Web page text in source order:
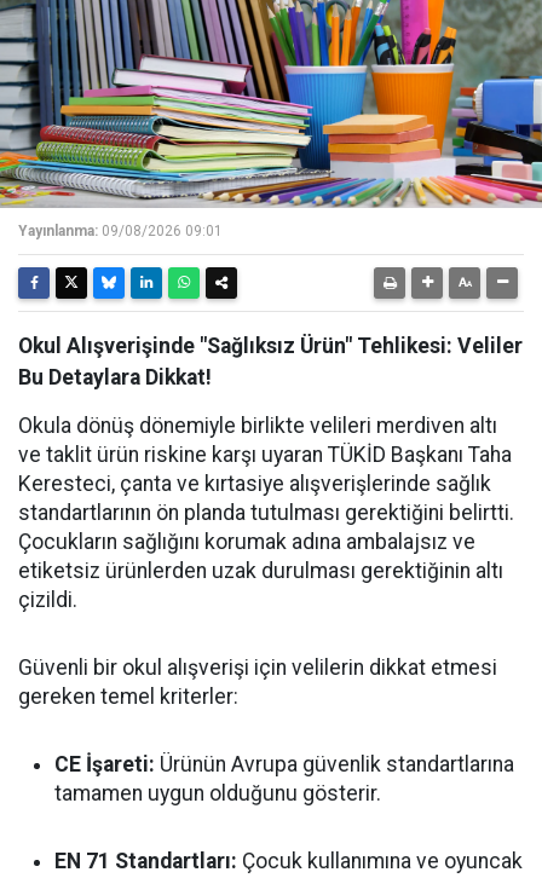
Yayınlanma: 09/08/2026 09:01
Okul Alışverişinde "Sağlıksız Ürün" Tehlikesi: Veliler
Bu Detaylara Dikkat!
Okula dönüş dönemiyle birlikte velileri merdiven altı
ve taklit ürün riskine karşı uyaran TÜKİD Başkanı Taha
Keresteci, çanta ve kırtasiye alışverişlerinde sağlık
standartlarının ön planda tutulması gerektiğini belirtti.
Çocukların sağlığını korumak adına ambalajsız ve
etiketsiz ürünlerden uzak durulması gerektiğinin altı
çizildi.
Güvenli bir okul alışverişi için velilerin dikkat etmesi
gereken temel kriterler:
CE İşareti: Ürünün Avrupa güvenlik standartlarına
tamamen uygun olduğunu gösterir.
EN 71 Standartları: Çocuk kullanımına ve oyuncak